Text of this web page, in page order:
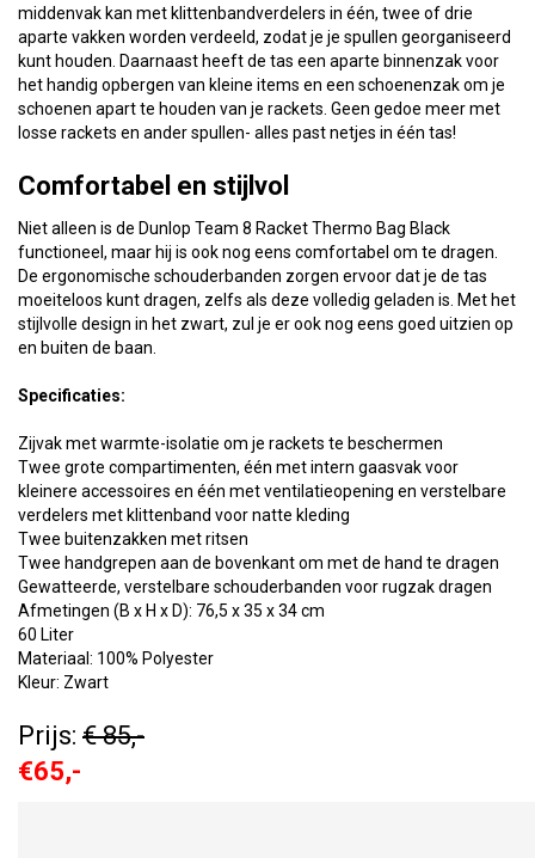
middenvak kan met klittenbandverdelers in één, twee of drie
aparte vakken worden verdeeld, zodat je je spullen georganiseerd
kunt houden. Daarnaast heeft de tas een aparte binnenzak voor
het handig opbergen van kleine items en een schoenenzak om je
schoenen apart te houden van je rackets. Geen gedoe meer met
losse rackets en ander spullen- alles past netjes in één tas!
Comfortabel en stijlvol
Niet alleen is de Dunlop Team 8 Racket Thermo Bag Black
functioneel, maar hij is ook nog eens comfortabel om te dragen.
De ergonomische schouderbanden zorgen ervoor dat je de tas
moeiteloos kunt dragen, zelfs als deze volledig geladen is. Met het
stijlvolle design in het zwart, zul je er ook nog eens goed uitzien op
en buiten de baan.
Specificaties:
Zijvak met warmte-isolatie om je rackets te beschermen
Twee grote compartimenten, één met intern gaasvak voor
kleinere accessoires en één met ventilatieopening en verstelbare
verdelers met klittenband voor natte kleding
Twee buitenzakken met ritsen
Twee handgrepen aan de bovenkant om met de hand te dragen
Gewatteerde, verstelbare schouderbanden voor rugzak dragen
Afmetingen (B x H x D): 76,5 x 35 x 34 cm
60 Liter
Materiaal: 100% Polyester
Kleur: Zwart
Prijs: € 85,-
€65,-